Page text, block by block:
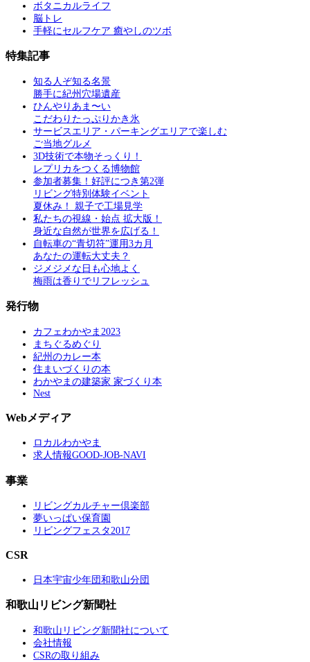
ボタニカルライフ
脳トレ
手軽にセルフケア 癒やしのツボ
特集記事
知る人ぞ知る名景
勝手に紀州穴場遺産
ひんやりあま〜い
こだわりたっぷりかき氷
サービスエリア・パーキングエリアで楽しむ
ご当地グルメ
3D技術で本物そっくり！
レプリカをつくる博物館
参加者募集！好評につき第2弾
リビング特別体験イベント
夏休み！ 親子で工場見学
私たちの視線・始点 拡大版！
身近な自然が世界を広げる！
自転車の“青切符”運用3カ月
あなたの運転大丈夫？
ジメジメな日も心地よく
梅雨は香りでリフレッシュ
発行物
カフェわかやま2023
まちぐるめぐり
紀州のカレー本
住まいづくりの本
わかやまの建築家 家づくり本
Nest
Webメディア
ロカルわかやま
求人情報GOOD-JOB-NAVI
事業
リビングカルチャー倶楽部
夢いっぱい保育園
リビングフェスタ2017
CSR
日本宇宙少年団和歌山分団
和歌山リビング新聞社
和歌山リビング新聞社について
会社情報
CSRの取り組み